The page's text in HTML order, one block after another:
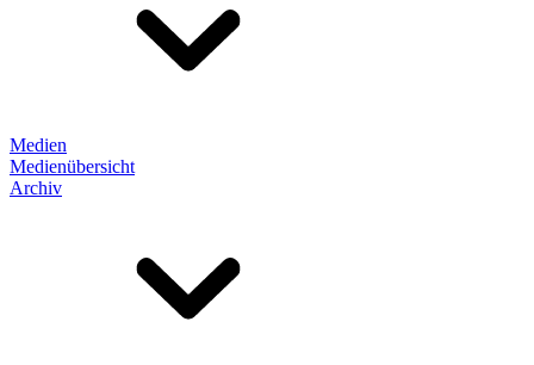
Medien
Medienübersicht
Archiv